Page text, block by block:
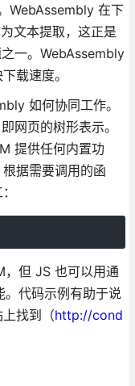
WebAssembly 在下
文本提取，这正是
一。WebAssembly
载速度。
如何协同工作。
网页的树形表示。
提供任何内置功
据需要调用的函
，但 JS 也可以用通
代码示例有助于说
找到（http://cond